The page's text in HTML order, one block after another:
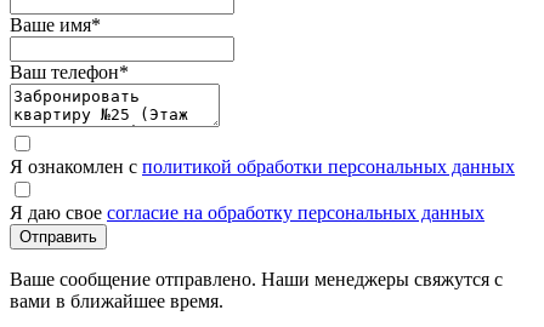
Ваше имя*
Ваш телефон*
Я ознакомлен с политикой обработки персональных данных
Я даю свое согласие на обработку персональных данных
Отправить
Ваше сообщение отправлено. Наши менеджеры свяжутся с
вами в ближайшее время.